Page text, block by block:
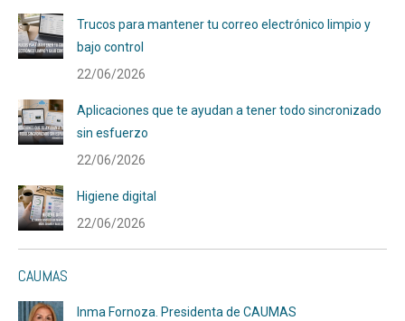
Trucos para mantener tu correo electrónico limpio y
bajo control
22/06/2026
Aplicaciones que te ayudan a tener todo sincronizado
sin esfuerzo
22/06/2026
Higiene digital
22/06/2026
CAUMAS
Inma Fornoza. Presidenta de CAUMAS